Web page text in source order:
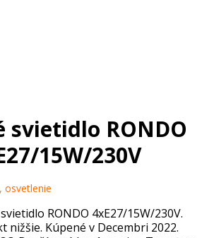
svietidlo RONDO
15W/230V
osvetlenie
RONDO 4xE27/15W/230V.
nižšie. Kúpené v Decembri 2022.